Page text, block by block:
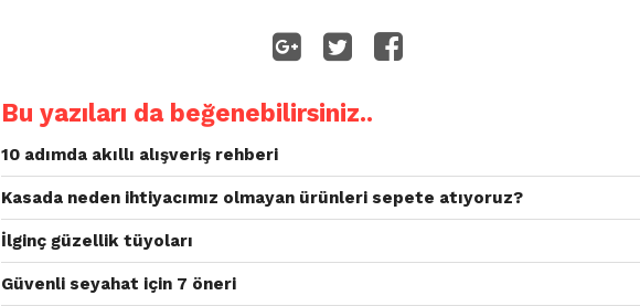
Bu yazıları da beğenebilirsiniz..
10 adımda akıllı alışveriş rehberi
Kasada neden ihtiyacımız olmayan ürünleri sepete atıyoruz?
İlginç güzellik tüyoları
Güvenli seyahat için 7 öneri